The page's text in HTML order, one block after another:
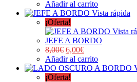
Añadir al carrito
Vista rápida
¡Oferta!
Vista
JEFE A BORDO
8,00€ 6,00€
Añadir al carrito
¡Oferta!